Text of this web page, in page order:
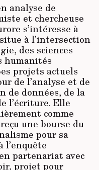
analyse de
et chercheuse
s’intéresse à
à l’intersection
des sciences
humanités
projets actuels
de l’analyse et de
de données, de la
l’écriture. Elle
comme
une bourse du
pour sa
partenariat avec
projet pour